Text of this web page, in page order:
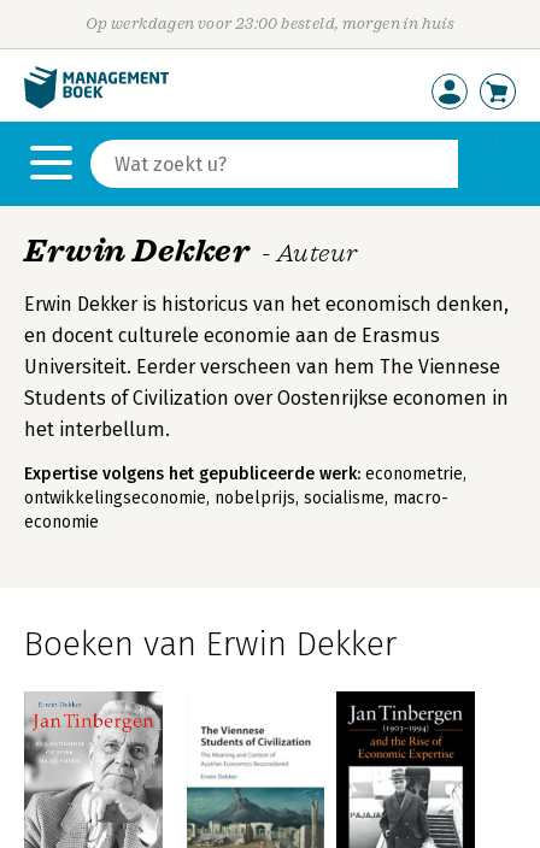
Op werkdagen voor 23:00 besteld, morgen in huis
Erwin Dekker - Auteur
Erwin Dekker is historicus van het economisch denken,
en docent culturele economie aan de Erasmus
Universiteit. Eerder verscheen van hem The Viennese
Students of Civilization over Oostenrijkse economen in
het interbellum.
Expertise volgens het gepubliceerde werk: econometrie,
ontwikkelingseconomie, nobelprijs, socialisme, macro-
economie
Boeken van Erwin Dekker